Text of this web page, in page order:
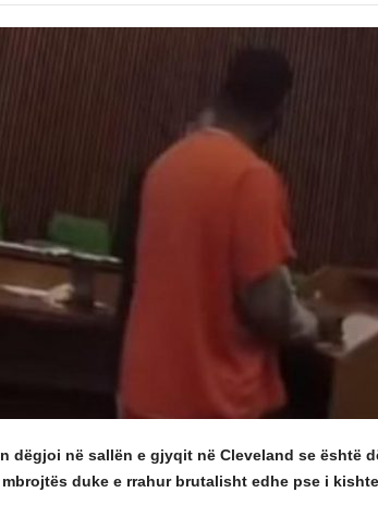
dëgjoi në sallën e gjyqit në Cleveland se është
duke e rrahur brutalisht edhe pse i